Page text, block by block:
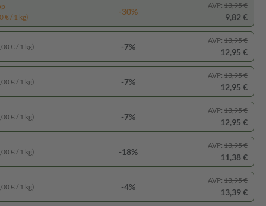
€ / 1 kg) -7%
AVP: 13,95 €
12,95 €
€ / 1 kg) -7%
AVP: 13,95 €
12,95 €
€ / 1 kg) -7%
AVP: 13,95 €
12,95 €
€ / 1 kg) -18%
AVP: 13,95 €
11,38 €
€ / 1 kg) -4%
AVP: 13,95 €
13,39 €
€ / 1 kg)
-30%
AVP: 13,95 €
9,82 €